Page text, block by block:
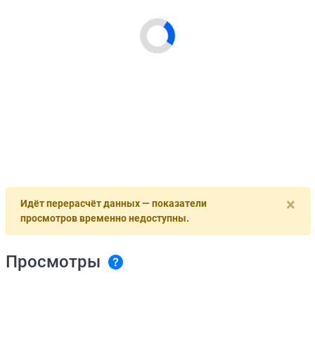
×
Идёт перерасчёт данных — показатели
просмотров временно недоступны.
Просмотры